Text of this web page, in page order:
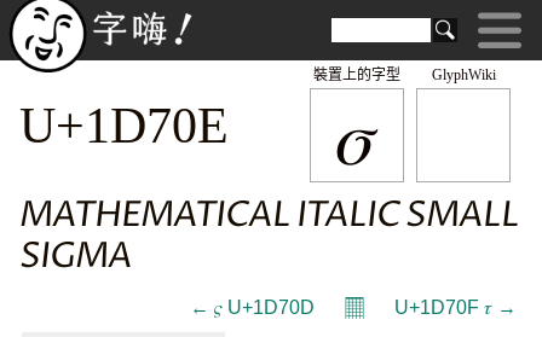
GlyphWiki
𝜎
裝置上的字型
U+1D70E
MATHEMATICAL ITALIC SMALL
SIGMA
← 𝜍 U+1D70D 𝄜 U+1D70F 𝜏 →